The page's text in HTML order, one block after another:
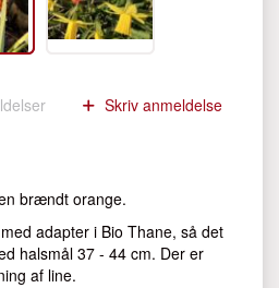
Skriv anmeldelse
brændt orange.
adapter i Bio Thane, så det
halsmål 37 - 44 cm. Der er
af line.